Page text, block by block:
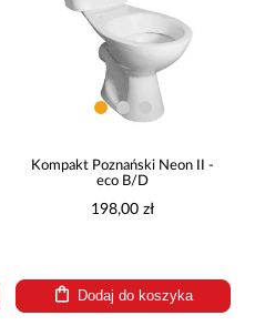
Kompakt Poznański Neon II -
eco B/D
198,00 zł
Dodaj do koszyka